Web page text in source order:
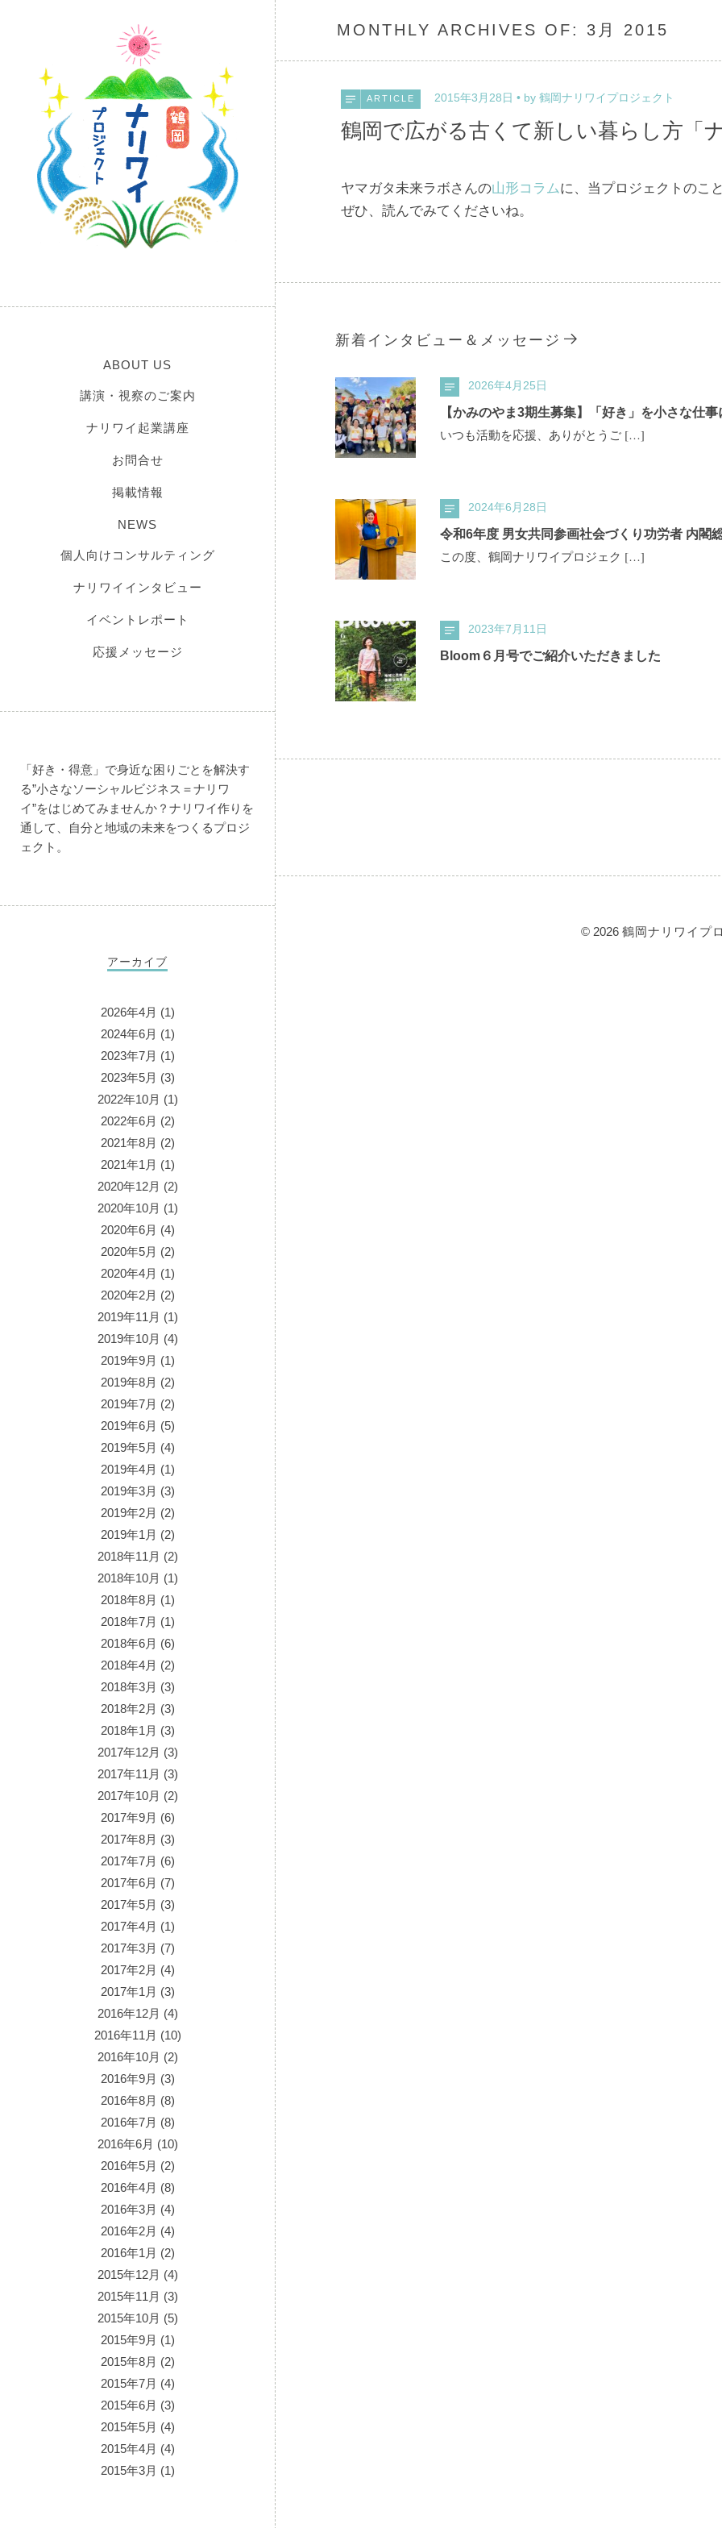
ABOUT US
講演・視察のご案内
ナリワイ起業講座
お問合せ
掲載情報
NEWS
個人向けコンサルティング
ナリワイインタビュー
イベントレポート
応援メッセージ
「好き・得意」で身近な困りごとを解決す
る”小さなソーシャルビジネス＝ナリワ
イ”をはじめてみませんか？ナリワイ作りを
通して、自分と地域の未来をつくるプロジ
ェクト。
アーカイブ
2026年4月 (1)
2024年6月 (1)
2023年7月 (1)
2023年5月 (3)
2022年10月 (1)
2022年6月 (2)
2021年8月 (2)
2021年1月 (1)
2020年12月 (2)
2020年10月 (1)
2020年6月 (4)
2020年5月 (2)
2020年4月 (1)
2020年2月 (2)
2019年11月 (1)
2019年10月 (4)
2019年9月 (1)
2019年8月 (2)
2019年7月 (2)
2019年6月 (5)
2019年5月 (4)
2019年4月 (1)
2019年3月 (3)
2019年2月 (2)
2019年1月 (2)
2018年11月 (2)
2018年10月 (1)
2018年8月 (1)
2018年7月 (1)
2018年6月 (6)
2018年4月 (2)
2018年3月 (3)
2018年2月 (3)
2018年1月 (3)
2017年12月 (3)
2017年11月 (3)
2017年10月 (2)
2017年9月 (6)
2017年8月 (3)
2017年7月 (6)
2017年6月 (7)
2017年5月 (3)
2017年4月 (1)
2017年3月 (7)
2017年2月 (4)
2017年1月 (3)
2016年12月 (4)
2016年11月 (10)
2016年10月 (2)
2016年9月 (3)
2016年8月 (8)
2016年7月 (8)
2016年6月 (10)
2016年5月 (2)
2016年4月 (8)
2016年3月 (4)
2016年2月 (4)
2016年1月 (2)
2015年12月 (4)
2015年11月 (3)
2015年10月 (5)
2015年9月 (1)
2015年8月 (2)
2015年7月 (4)
2015年6月 (3)
2015年5月 (4)
2015年4月 (4)
2015年3月 (1)
MONTHLY ARCHIVES OF: 3月 2015
ARTICLE 2015年3月28日 by 鶴岡ナリワイプロジェクト
鶴岡で広がる古くて新しい暮らし方「
ヤマガタ未来ラボさんの山形コラムに、当プロジェクトのこ
ぜひ、読んでみてくださいね。
新着インタビュー＆メッセージ
2026年4月25日
【かみのやま3期生募集】「好き」を小さな仕
いつも活動を応援、ありがとうご […]
2024年6月28日
令和6年度 男女共同参画社会づくり功労者 内閣
この度、鶴岡ナリワイプロジェク […]
2023年7月11日
Bloom６月号でご紹介いただきました
© 2026鶴岡ナリワイプ